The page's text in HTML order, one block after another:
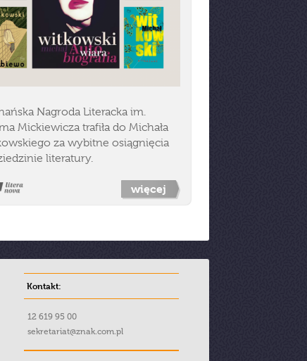
Nagroda Literacka im.
Mickiewicza trafiła do Michała
za wybitne osiągnięcia
literatury.
więcej
Kontakt:
12 619 95 00
sekretariat@znak.com.pl